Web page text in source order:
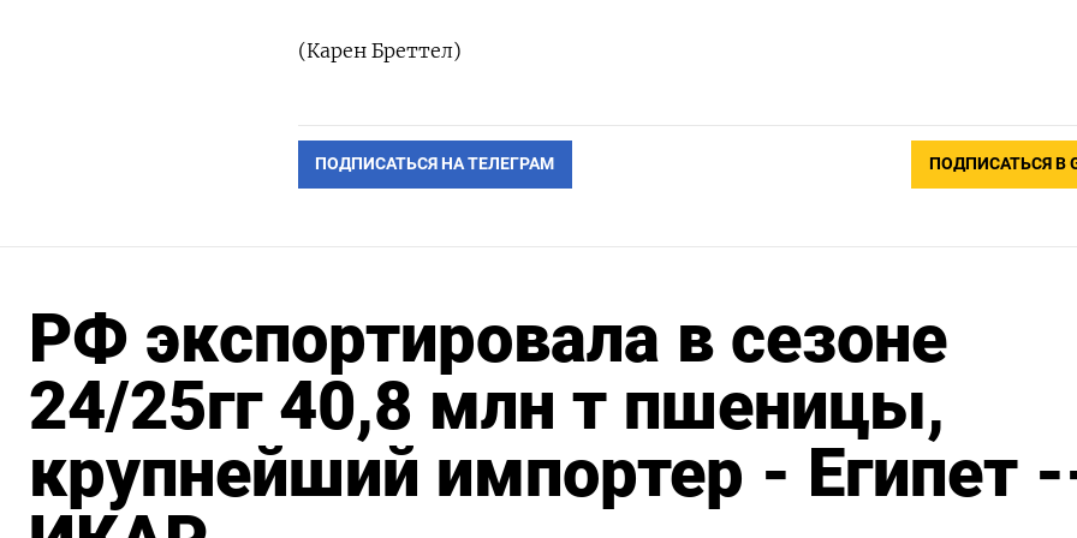
(Карен Бреттел)
ПОДПИСАТЬСЯ НА ТЕЛЕГРАМ ПОДПИСАТЬСЯ В
РФ экспортировала в сезоне
24/25гг 40,8 млн т пшеницы,
крупнейший импортер - Египет